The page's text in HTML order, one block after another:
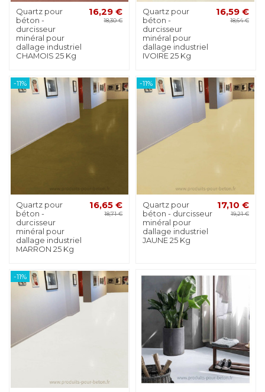
Quartz pour
béton -
durcisseur
minéral pour
dallage industriel
CHAMOIS 25 Kg
16,29 €
18,30 €
Quartz pour
béton -
durcisseur
minéral pour
dallage industriel
IVOIRE 25 Kg
16,59 €
18,64 €
-11%
Quartz pour
béton -
durcisseur
minéral pour
dallage industriel
MARRON 25 Kg
16,65 €
18,71 €
-11%
Quartz pour
béton - durcisseur
minéral pour
dallage industriel
JAUNE 25 Kg
17,10 €
19,21 €
-11%